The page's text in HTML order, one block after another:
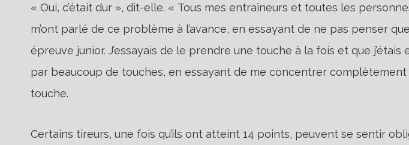
« Oui, c’était dur », dit-elle. « Tous mes entraîneurs et toutes les
m’ont parlé de ce problème à l’avance, en essayant de ne pas penser
épreuve junior. J’essayais de le prendre une touche à la fois et que j’étais
par beaucoup de touches, en essayant de me concentrer complètement
touche.
Certains tireurs, une fois qu’ils ont atteint 14 points, peuvent se sentir